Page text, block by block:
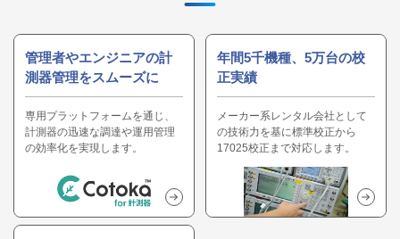
管理者やエンジニアの計
測器管理をスムーズに
専用プラットフォームを通じ、
計測器の迅速な調達や運用管理
の効率化を実現します。
年間5千機種、5万台の校
正実績
メーカー系レンタル会社として
の技術力を基に標準校正から
17025校正まで対応します。